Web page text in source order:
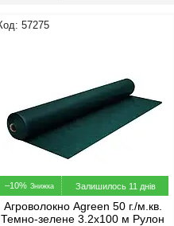
57275
–10% Залишилось 11 днів
Агроволокно Agreen 50 г./м.кв.
Темно-зелене 3.2х100 м Рулон